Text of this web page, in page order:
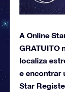
A Online
GRATUITO
localiza
e encontrar
Star